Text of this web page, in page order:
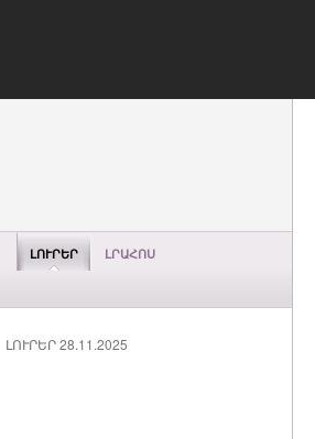
ԼՈՒՐԵՐ ԼՐԱՀՈՍ
ԼՈՒՐԵՐ 28.11.2025